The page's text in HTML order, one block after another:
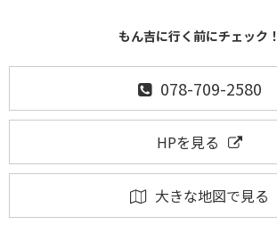
もん吉に行く前にチェック！
078-709-2580
HPを見る
大きな地図で見る